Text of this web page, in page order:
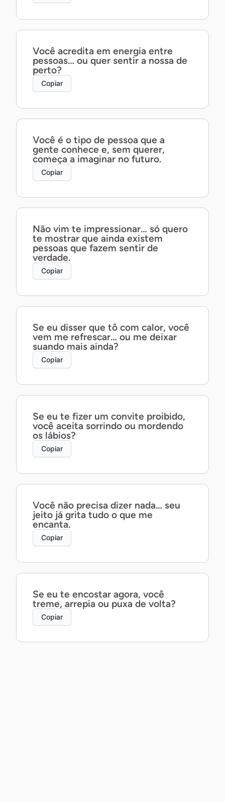
Você acredita em energia entre
pessoas… ou quer sentir a nossa de
perto?
Copiar
Você é o tipo de pessoa que a
gente conhece e, sem querer,
começa a imaginar no futuro.
Copiar
Não vim te impressionar… só quero
te mostrar que ainda existem
pessoas que fazem sentir de
verdade.
Copiar
Se eu disser que tô com calor, você
vem me refrescar… ou me deixar
suando mais ainda?
Copiar
Se eu te fizer um convite proibido,
você aceita sorrindo ou mordendo
os lábios?
Copiar
Você não precisa dizer nada… seu
jeito já grita tudo o que me
encanta.
Copiar
Se eu te encostar agora, você
treme, arrepia ou puxa de volta?
Copiar